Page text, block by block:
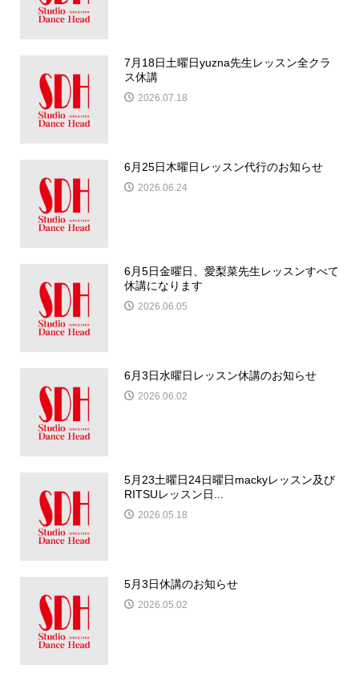
7月18日土曜日yuzna先生レッスン全クラ
ス休講
2026.07.18
6月25日木曜日レッスン代行のお知らせ
2026.06.24
6月5日金曜日、愛梨菜先生レッスンすべて
休講になります
2026.06.05
6月3日水曜日レッスン休講のお知らせ
2026.06.02
5月23土曜日24日曜日mackyレッスン及び
RITSUレッスン日...
2026.05.18
5月3日休講のお知らせ
2026.05.02